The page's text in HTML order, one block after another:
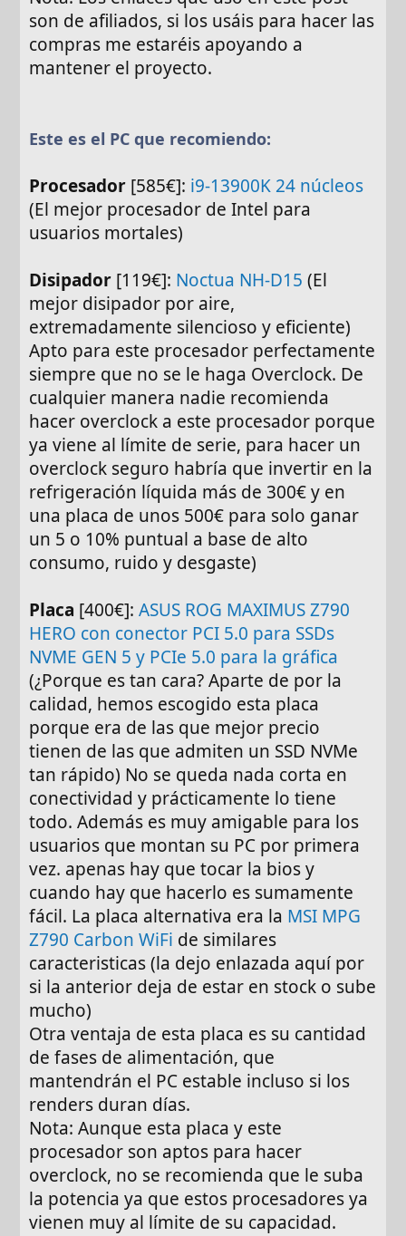
son de afiliados, si los usáis para hacer las
compras me estaréis apoyando a
mantener el proyecto.
Este es el PC que recomiendo:
Procesador [585€]: i9-13900K 24 núcleos
(El mejor procesador de Intel para
usuarios mortales)
Disipador [119€]: Noctua NH-D15 (El
mejor disipador por aire,
extremadamente silencioso y eficiente)
Apto para este procesador perfectamente
siempre que no se le haga Overclock. De
cualquier manera nadie recomienda
hacer overclock a este procesador porque
ya viene al límite de serie, para hacer un
overclock seguro habría que invertir en la
refrigeración líquida más de 300€ y en
una placa de unos 500€ para solo ganar
un 5 o 10% puntual a base de alto
consumo, ruido y desgaste)
Placa [400€]:ASUS ROG MAXIMUS Z790
HERO con conector PCI 5.0 para SSDs
NVME GEN 5 y PCIe 5.0 para la gráfica
(¿Porque es tan cara? Aparte de por la
calidad, hemos escogido esta placa
porque era de las que mejor precio
tienen de las que admiten un SSD NVMe
tan rápido) No se queda nada corta en
conectividad y prácticamente lo tiene
todo. Además es muy amigable para los
usuarios que montan su PC por primera
vez. apenas hay que tocar la bios y
cuando hay que hacerlo es sumamente
fácil. La placa alternativa era la MSI MPG
Z790 Carbon WiFi de similares
caracteristicas (la dejo enlazada aquí por
si la anterior deja de estar en stock o sube
mucho)
Otra ventaja de esta placa es su cantidad
de fases de alimentación, que
mantendrán el PC estable incluso si los
renders duran días.
Nota: Aunque esta placa y este
procesador son aptos para hacer
overclock, no se recomienda que le suba
la potencia ya que estos procesadores ya
vienen muy al límite de su capacidad.